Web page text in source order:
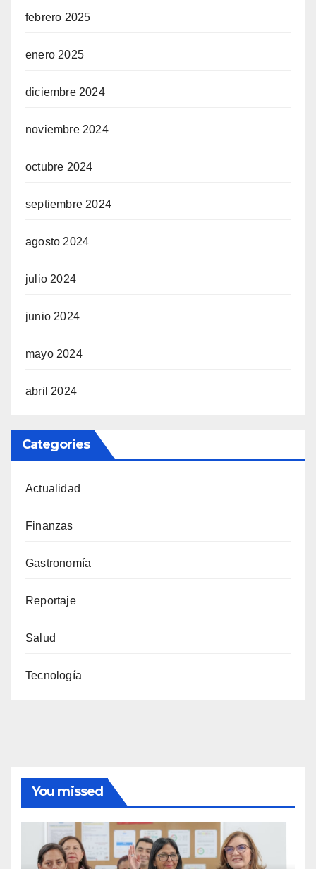
febrero 2025
enero 2025
diciembre 2024
noviembre 2024
octubre 2024
septiembre 2024
agosto 2024
julio 2024
junio 2024
mayo 2024
abril 2024
Categories
Actualidad
Finanzas
Gastronomía
Reportaje
Salud
Tecnología
You missed